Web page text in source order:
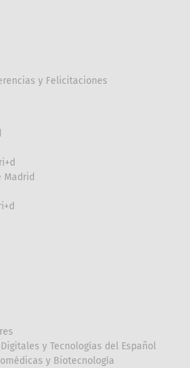
y Felicitaciones
Madrid
y Tecnologías del Español
y Biotecnología